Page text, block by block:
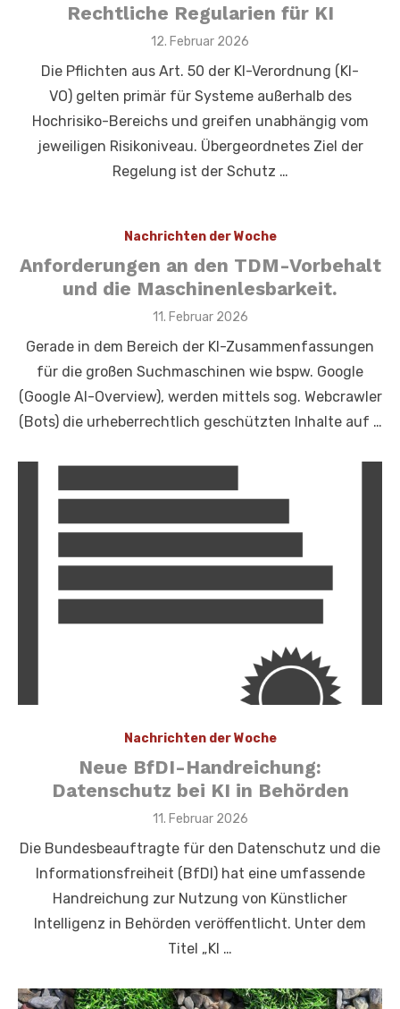
Rechtliche Regularien für KI
Veröffentlicht
12. Februar 2026
Die Pflichten aus Art. 50 der KI-Verordnung (KI-
VO) gelten primär für Systeme außerhalb des
Hochrisiko-Bereichs und greifen unabhängig vom
jeweiligen Risikoniveau. Übergeordnetes Ziel der
Regelung ist der Schutz …
Nachrichten der Woche
Anforderungen an den TDM-Vorbehalt
und die Maschinenlesbarkeit.
Veröffentlicht
11. Februar 2026
Gerade in dem Bereich der KI-Zusammenfassungen
für die großen Suchmaschinen wie bspw. Google
(Google AI-Overview), werden mittels sog. Webcrawler
(Bots) die urheberrechtlich geschützten Inhalte auf …
Nachrichten der Woche
Neue BfDI-Handreichung:
Datenschutz bei KI in Behörden
Veröffentlicht
11. Februar 2026
Die Bundesbeauftragte für den Datenschutz und die
Informationsfreiheit (BfDI) hat eine umfassende
Handreichung zur Nutzung von Künstlicher
Intelligenz in Behörden veröffentlicht. Unter dem
Titel „KI …